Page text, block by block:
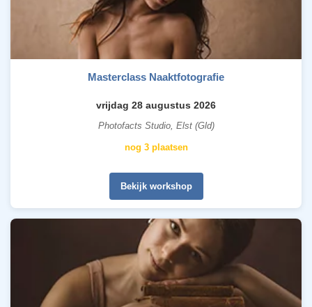
Masterclass Naaktfotografie
vrijdag 28 augustus 2026
Photofacts Studio, Elst (Gld)
nog 3 plaatsen
Bekijk workshop